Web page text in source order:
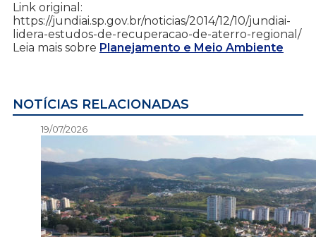
Link original:
https://jundiai.sp.gov.br/noticias/2014/12/10/jundiai-
lidera-estudos-de-recuperacao-de-aterro-regional/
Leia mais sobre Planejamento e Meio Ambiente
NOTÍCIAS RELACIONADAS
19/07/2026